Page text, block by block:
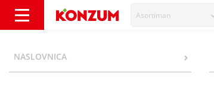
Asortiman
NASLOVNICA